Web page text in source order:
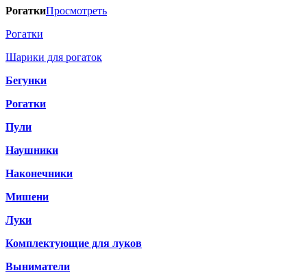
РогаткиПросмотреть
Рогатки
Шарики для рогаток
Бегунки
Рогатки
Пули
Наушники
Наконечники
Мишени
Луки
Комплектующие для луков
Выниматели